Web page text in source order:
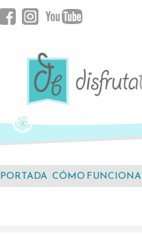
Facebook
Instagram
YouTube
PORTADA CÓMO FUNCIONA